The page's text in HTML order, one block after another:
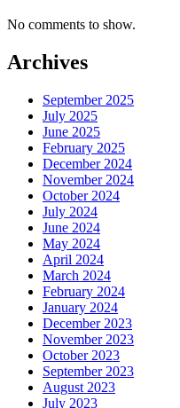
No comments to show.
Archives
September 2025
July 2025
June 2025
February 2025
December 2024
November 2024
October 2024
July 2024
June 2024
May 2024
April 2024
March 2024
February 2024
January 2024
December 2023
November 2023
October 2023
September 2023
August 2023
July 2023